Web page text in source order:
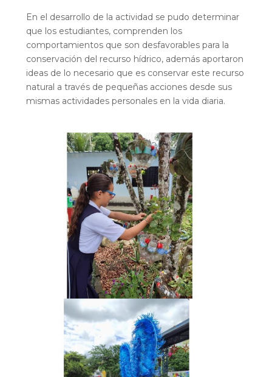
En el desarrollo de la actividad se pudo determinar
que los estudiantes, comprenden los
comportamientos que son desfavorables para la
conservación del recurso hídrico, además aportaron
ideas de lo necesario que es conservar este recurso
natural a través de pequeñas acciones desde sus
mismas actividades personales en la vida diaria.